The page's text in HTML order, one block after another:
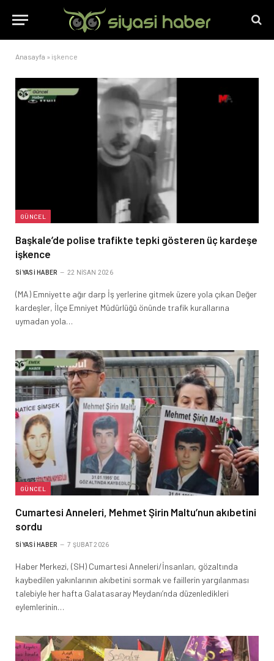
Anasayfa » işkence
GÜNCEL
Başkale’de polise trafikte tepki gösteren üç kardeşe
işkence
SIYASI HABER 22 NISAN 2026
(MA) Emniyette ağır darp İş yerlerine gitmek üzere yola çıkan Değer
kardeşler, İlçe Emniyet Müdürlüğü önünde trafik kurallarına
uymadan yola…
GÜNCEL
Cumartesi Anneleri, Mehmet Şirin Maltu’nun akıbetini
sordu
SIYASI HABER 7 ŞUBAT 2026
Haber Merkezi, (SH) Cumartesi Anneleri/İnsanları, gözaltında
kaybedilen yakınlarının akıbetini sormak ve faillerin yargılanması
talebiyle her hafta Galatasaray Meydanı’nda düzenledikleri
eylemlerinin…